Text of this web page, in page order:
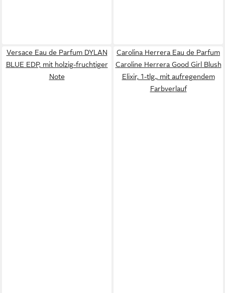
Versace Eau de Parfum DYLAN
BLUE EDP, mit holzig-fruchtiger
Note
Carolina Herrera Eau de Parfum
Caroline Herrera Good Girl Blush
Elixir, 1-tlg., mit aufregendem
Farbverlauf